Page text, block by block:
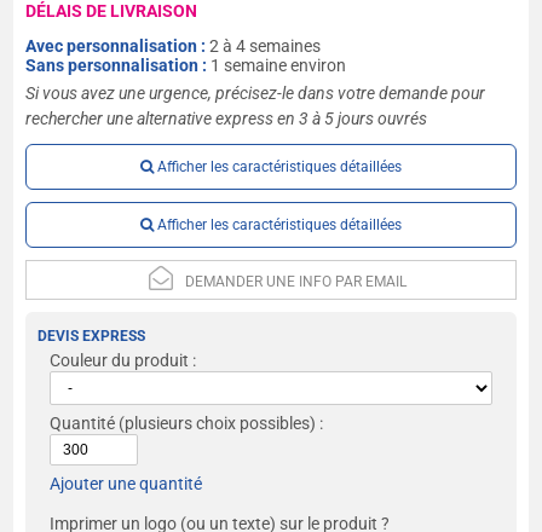
DÉLAIS DE LIVRAISON
Avec personnalisation :2 à 4 semaines
Sans personnalisation : 1 semaine environ
Si vous avez une urgence, précisez-le dans votre demande pour
rechercher une alternative express en 3 à 5 jours ouvrés
Afficher les caractéristiques détaillées
Afficher les caractéristiques détaillées
DEMANDER UNE INFO PAR EMAIL
DEVIS EXPRESS
Couleur du produit :
Quantité (plusieurs choix possibles) :
Ajouter une quantité
Imprimer un logo (ou un texte) sur le produit ?